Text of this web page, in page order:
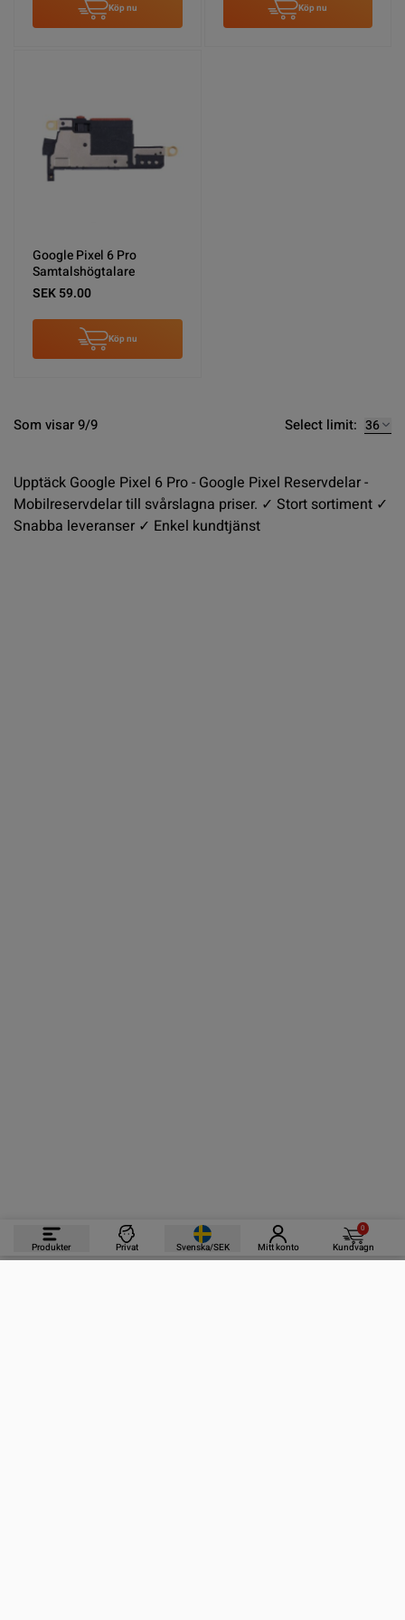
Köp nu Köp nu
Google Pixel 6 Pro
Samtalshögtalare
SEK 59.00
Köp nu
Som visar 9/9 Select limit:
Upptäck Google Pixel 6 Pro - Google Pixel Reservdelar -
Mobilreservdelar till svårslagna priser. ✓ Stort sortiment ✓
Snabba leveranser ✓ Enkel kundtjänst
Produkter Privat Svenska/SEK Mitt konto
0
Kundvagn